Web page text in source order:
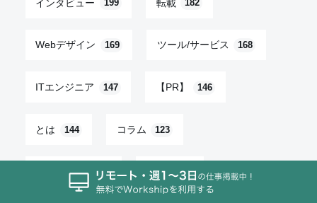
インタビュー 199 転載 182
Webデザイン 169 ツール/サービス 168
ITエンジニア 147 【PR】 146
とは 144 コラム 123
仕事効率化 112 SEO 107